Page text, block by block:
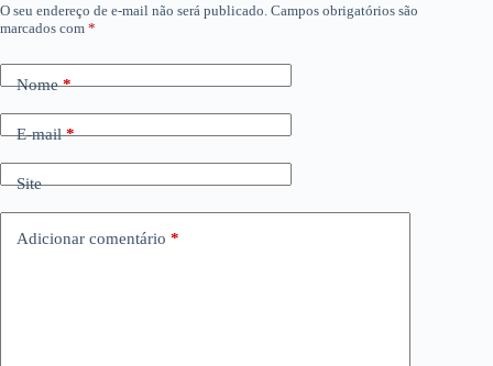
O seu endereço de e-mail não será publicado. Campos obrigatórios são
marcados com *
Nome*
E-mail*
Site
Adicionar comentário *